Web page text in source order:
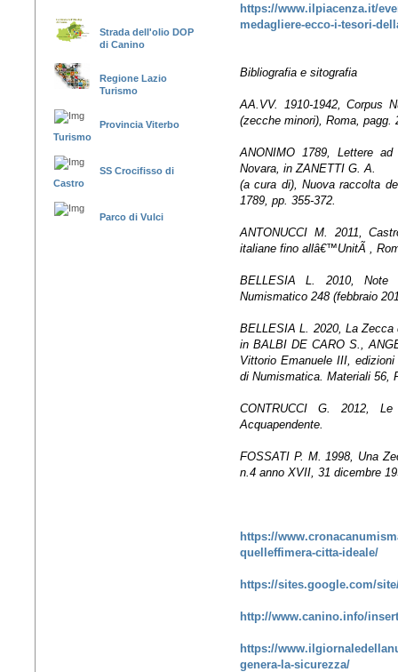
Strada dell'olio DOP
di Canino
Regione Lazio
Turismo
Provincia Viterbo
Turismo
SS Crocifisso di
Castro
Parco di Vulci
https://www.ilpiacenza.it/
medagliere-ecco-i-tesori-
Bibliografia e sitografia
AA.VV. 1910-1942, Corpus
(zecche minori), Roma, pagg.
ANONIMO 1789, Lettere
Novara, in ZANETTI G. A.
(a cura di), Nuova raccolta
1789, pp. 355-372.
ANTONUCCI M. 2011,
italiane fino allâ€™UnitÃ ,
BELLESIA L. 2010,
Numismatico 248 (febbraio
BELLESIA L. 2020, La
in BALBI DE CARO S.,
Vittorio Emanuele III,
di Numismatica. Materiali 56,
CONTRUCCI G. 2012,
Acquapendente.
FOSSATI P. M. 1998, Una
n.4 anno XVII, 31 dicembre
https://
quelleffimera-citta-ideale/
https://sites.google.com/
http://www.canino.info/
https://
genera-la-sicurezza/